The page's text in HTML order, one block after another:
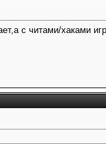
с читами/хаками